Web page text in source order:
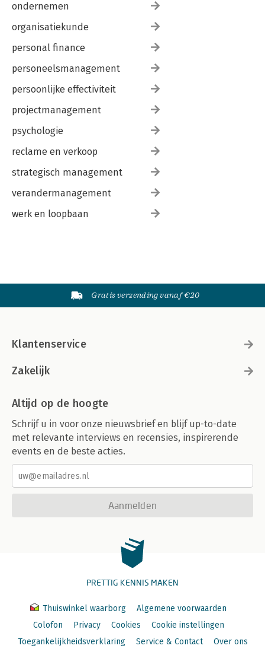
ondernemen
organisatiekunde
personal finance
personeelsmanagement
persoonlijke effectiviteit
projectmanagement
psychologie
reclame en verkoop
strategisch management
verandermanagement
werk en loopbaan
Gratis verzending vanaf €20
Klantenservice
Zakelijk
Altijd op de hoogte
Schrijf u in voor onze nieuwsbrief en blijf up-to-date
met relevante interviews en recensies, inspirerende
events en de beste acties.
Aanmelden
PRETTIG KENNIS MAKEN
Thuiswinkel waarborg
Algemene voorwaarden
Colofon
Privacy Cookies
Cookie instellingen
Toegankelijkheidsverklaring
Service & Contact Over ons